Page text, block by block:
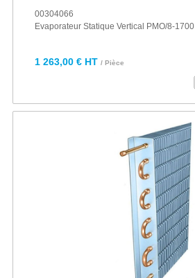
00304066
Evaporateur Statique Vertical PMO/8-1700
1 263,00 € HT / Pièce